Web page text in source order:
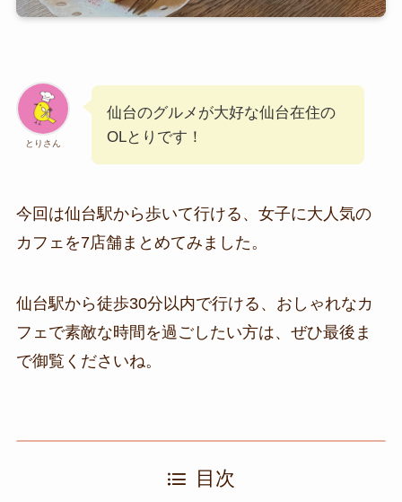
とりさん
仙台のグルメが大好な仙台在住の
OLとりです！
今回は仙台駅から歩いて行ける、女子に大人気の
カフェを7店舗まとめてみました。
仙台駅から徒歩30分以内で行ける、おしゃれなカ
フェで素敵な時間を過ごしたい方は、ぜひ最後ま
で御覧くださいね。
目次